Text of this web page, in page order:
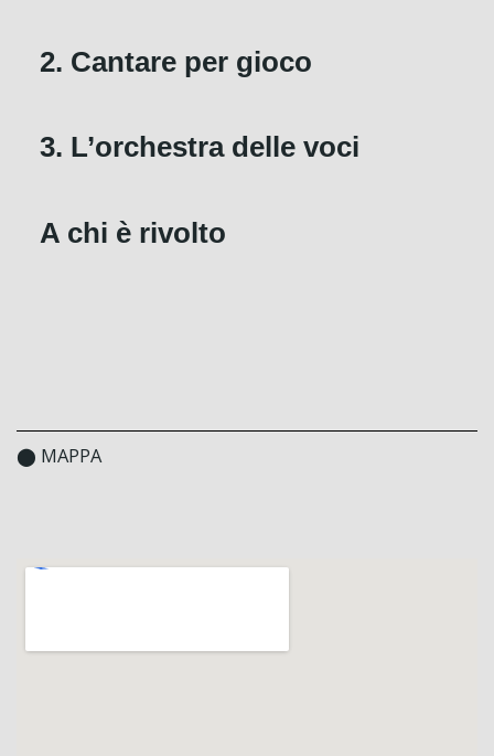
2. Cantare per gioco
3. L’orchestra delle voci
A chi è rivolto
⬤ MAPPA